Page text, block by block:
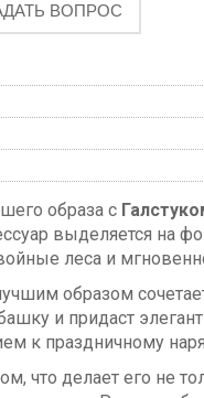
ВОПРОС
образа с
выделяется на
леса и
образом
и придаст
к праздничному
что делает его